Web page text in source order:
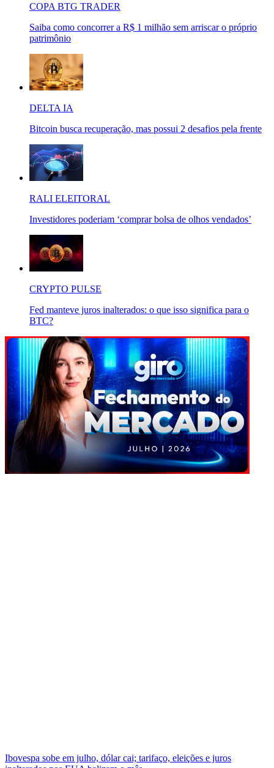
COPA BTG TRADER
Saiba como concorrer a R$ 1 milhão sem arriscar o próprio
patrimônio
DELTA IA
Bitcoin busca recuperação, mas possui 2 desafios pela frente
RALI ELEITORAL
Investidores poderiam ‘comprar bolsa de olhos vendados’
CRYPTO PULSE
Fed manteve juros inalterados: o que isso significa para o
BTC?
Ibovespa sobe em julho, dólar cai; tarifaço, eleições e juros